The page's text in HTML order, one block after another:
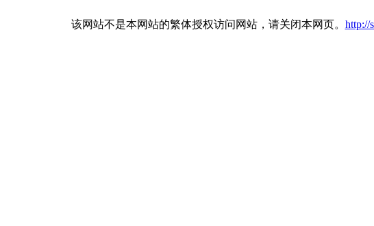
该网站不是本网站的繁体授权访问网站，请关闭本网页。 http://